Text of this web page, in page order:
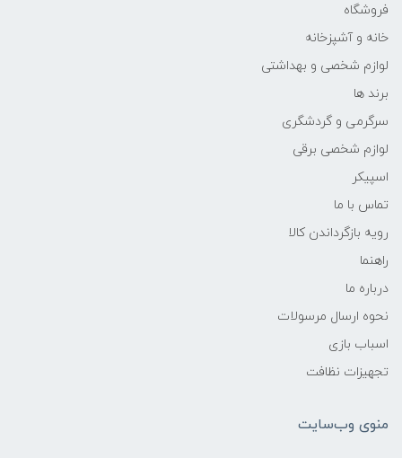
فروشگاه
خانه و آشپزخانه
لوازم شخصی و بهداشتی
برند ها
سرگرمی و گردشگری
لوازم شخصی برقی
اسپیکر
تماس با ما
رویه بازگرداندن کالا
راهنما
درباره ما
نحوه ارسال مرسولات
اسباب بازی
تجهیزات نظافت
منوی وب‌سایت